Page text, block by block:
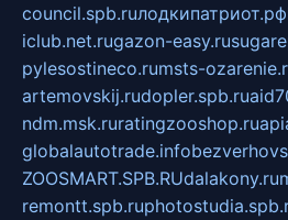
council.spb.ruлодкипатриот.рф
iclub.net.rugazon-easy.ru
pylesostineco.rumsts-
artemovskij.rudopler.spb.ru
ndm.msk.ruratingzooshop.ru
globalautotrade.info
ZOOSMART.SPB.RUdalakony.ru
remontt.spb.ru